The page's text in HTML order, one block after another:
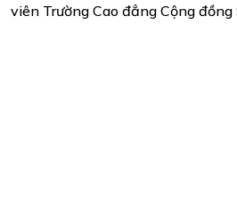
viên Trường Cao đẳng Cộng đồng